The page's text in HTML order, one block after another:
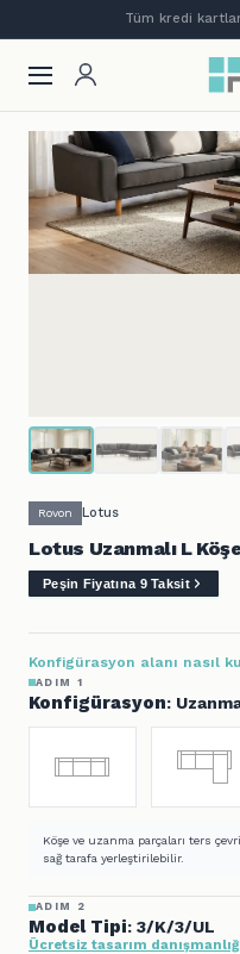
Tüm kredi
Rovon Lotus
Lotus Uzanmalı L
Peşin Fiyatına 9 Taksit
Konfigürasyon alanı nasıl
ADIM 1
Konfigürasyon:
Köşe ve uzanma parçaları ters
sağ tarafa yerleştirilebilir.
ADIM 2
Model Tipi: 3/K/3/UL
Ücretsiz tasarım